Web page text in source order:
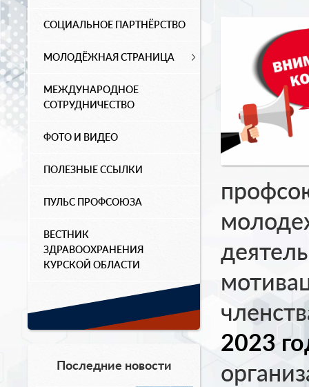
СОЦИАЛЬНОЕ ПАРТНЁРСТВО
МОЛОДЁЖНАЯ СТРАНИЦА
МЕЖДУНАРОДНОЕ
СОТРУДНИЧЕСТВО
ФОТО И ВИДЕО
ПОЛЕЗНЫЕ ССЫЛКИ
ПУЛЬС ПРОФСОЮЗА
ВЕСТНИК
ЗДРАВООХРАНЕНИЯ
КУРСКОЙ ОБЛАСТИ
Последние новости
2023